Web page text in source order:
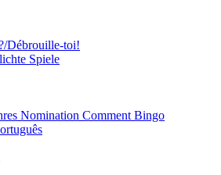
Débrouille-toi!
Spiele
Nomination Comment Bingo